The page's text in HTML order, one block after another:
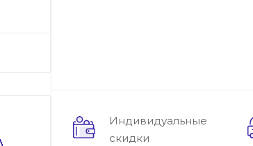
Индивидуальные
скидки